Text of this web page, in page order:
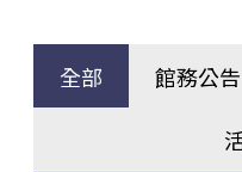
全部 館務公告